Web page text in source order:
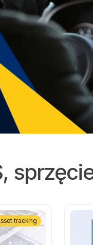
tracking